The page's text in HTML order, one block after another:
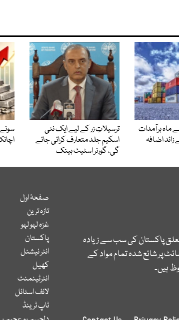
ماہ برآمدات
زائد اضافہ
ترسیلاتِ زر کے لیے ایک نئی
اسکیم جلد متعارف کرائی جائے
گی، گورنر اسٹیٹ بینک
پاکستان کی سب سے زیادہ
پر شائع شدہ تمام مواد کے
ہیں۔
صفحۂ اول
تازہ ترین
غزہ لہو لہو
پاکستان
انٹر نیشنل
کھیل
انٹرٹینمنٹ
لائف اسٹائل
ٹاپ ٹرینڈ